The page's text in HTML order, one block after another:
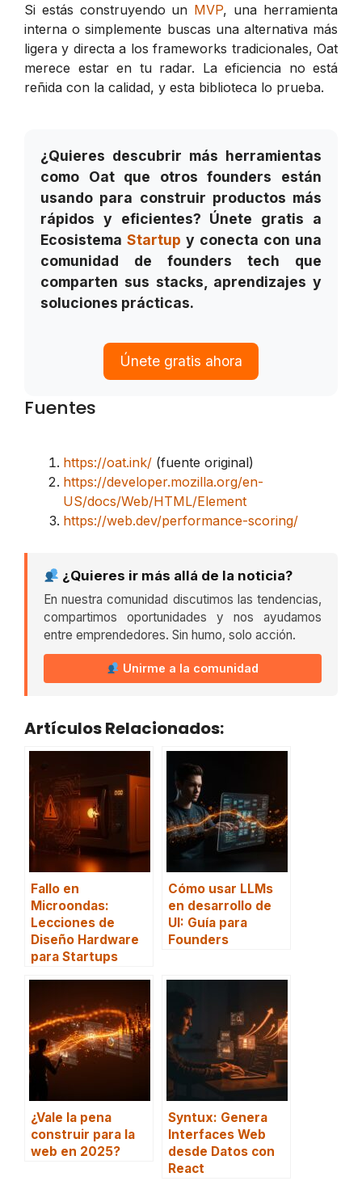
Si estás construyendo un MVP, una herramienta
interna o simplemente buscas una alternativa más
ligera y directa a los frameworks tradicionales, Oat
merece estar en tu radar. La eficiencia no está
reñida con la calidad, y esta biblioteca lo prueba.
¿Quieres descubrir más herramientas
como Oat que otros founders están
usando para construir productos más
rápidos y eficientes? Únete gratis a
Ecosistema Startup y conecta con una
comunidad de founders tech que
comparten sus stacks, aprendizajes y
soluciones prácticas.
Únete gratis ahora
Fuentes
https://oat.ink/ (fuente original)
https://developer.mozilla.org/en-
US/docs/Web/HTML/Element
https://web.dev/performance-scoring/
¿Quieres ir más allá de la noticia?
En nuestra comunidad discutimos las tendencias,
compartimos oportunidades y nos ayudamos
entre emprendedores. Sin humo, solo acción.
Unirme a la comunidad
Artículos Relacionados:
Fallo en
Microondas:
Lecciones de
Diseño Hardware
para Startups
Cómo usar LLMs
en desarrollo de
UI: Guía para
Founders
¿Vale la pena
construir para la
web en 2025?
Syntux: Genera
Interfaces Web
desde Datos con
React